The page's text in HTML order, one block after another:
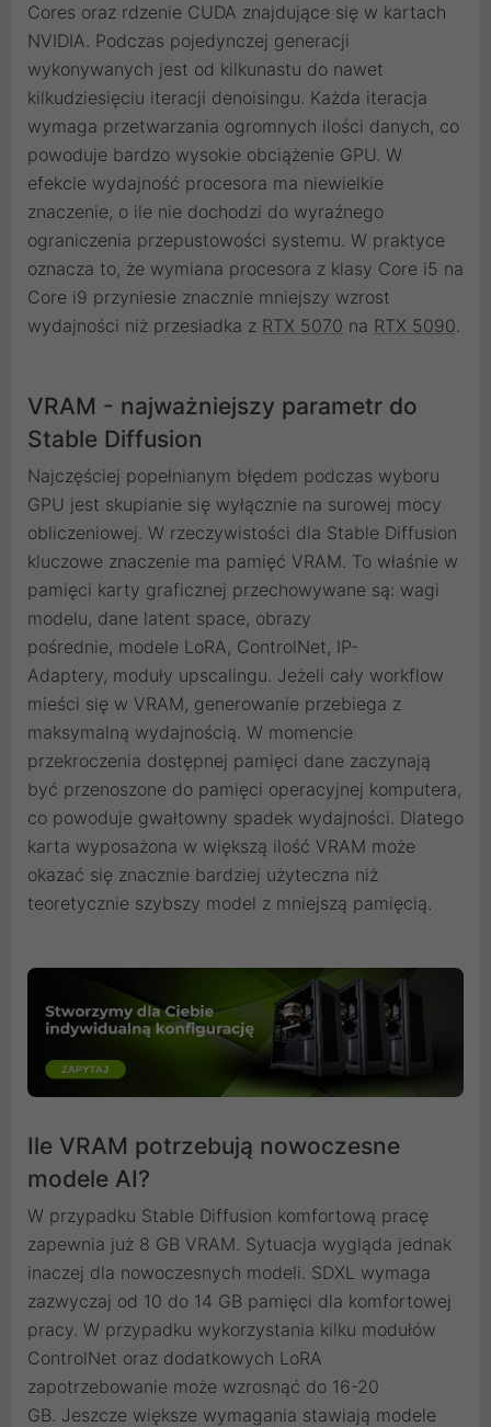
Cores oraz rdzenie CUDA znajdujące się w kartach
NVIDIA. Podczas pojedynczej generacji
wykonywanych jest od kilkunastu do nawet
kilkudziesięciu iteracji denoisingu. Każda iteracja
wymaga przetwarzania ogromnych ilości danych, co
powoduje bardzo wysokie obciążenie GPU. W
efekcie wydajność procesora ma niewielkie
znaczenie, o ile nie dochodzi do wyraźnego
ograniczenia przepustowości systemu. W praktyce
oznacza to, że wymiana procesora z klasy Core i5 na
Core i9 przyniesie znacznie mniejszy wzrost
wydajności niż przesiadka z RTX 5070 na RTX 5090.
VRAM - najważniejszy parametr do
Stable Diffusion
Najczęściej popełnianym błędem podczas wyboru
GPU jest skupianie się wyłącznie na surowej mocy
obliczeniowej. W rzeczywistości dla Stable Diffusion
kluczowe znaczenie ma pamięć VRAM. To właśnie w
pamięci karty graficznej przechowywane są: wagi
modelu, dane latent space, obrazy
pośrednie, modele LoRA, ControlNet, IP-
Adaptery, moduły upscalingu. Jeżeli cały workflow
mieści się w VRAM, generowanie przebiega z
maksymalną wydajnością. W momencie
przekroczenia dostępnej pamięci dane zaczynają
być przenoszone do pamięci operacyjnej komputera,
co powoduje gwałtowny spadek wydajności. Dlatego
karta wyposażona w większą ilość VRAM może
okazać się znacznie bardziej użyteczna niż
teoretycznie szybszy model z mniejszą pamięcią.
Ile VRAM potrzebują nowoczesne
modele AI?
W przypadku Stable Diffusion komfortową pracę
zapewnia już 8 GB VRAM. Sytuacja wygląda jednak
inaczej dla nowoczesnych modeli. SDXL wymaga
zazwyczaj od 10 do 14 GB pamięci dla komfortowej
pracy. W przypadku wykorzystania kilku modułów
ControlNet oraz dodatkowych LoRA
zapotrzebowanie może wzrosnąć do 16-20
GB. Jeszcze większe wymagania stawiają modele